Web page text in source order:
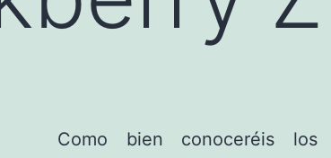
Como bien conoceréis